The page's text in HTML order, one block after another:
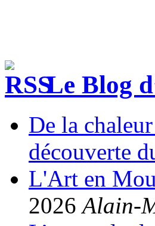
Le Blog
De la
découverte
L'Art en
2026 Alain-